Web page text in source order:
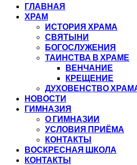
ГЛАВНАЯ
ХРАМ
ИСТОРИЯ ХРАМА
СВЯТЫНИ
БОГОСЛУЖЕНИЯ
ТАИНСТВА В ХРАМЕ
ВЕНЧАНИЕ
КРЕЩЕНИЕ
ДУХОВЕНСТВО
НОВОСТИ
ГИМНАЗИЯ
О ГИМНАЗИИ
УСЛОВИЯ ПРИЁМА
КОНТАКТЫ
ВОСКРЕСНАЯ ШКОЛА
КОНТАКТЫ